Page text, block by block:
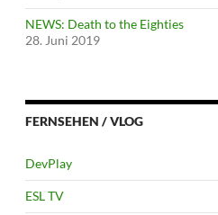
NEWS: Death to the Eighties
28. Juni 2019
FERNSEHEN / VLOG
DevPlay
ESL TV